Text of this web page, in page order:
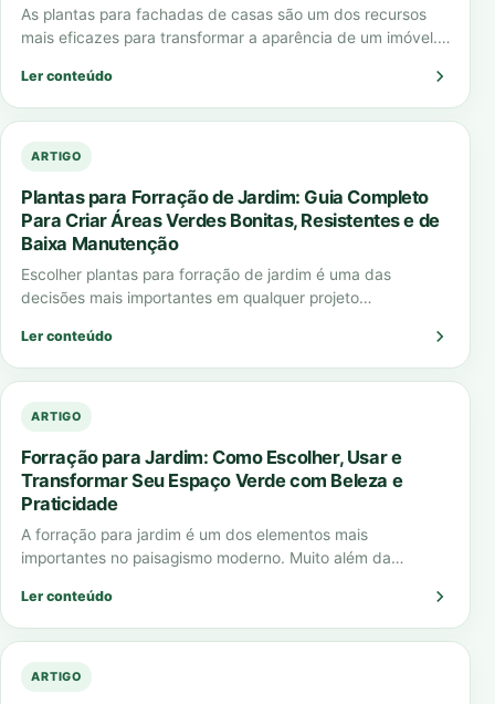
As plantas para fachadas de casas são um dos recursos
mais eficazes para transformar a aparência de um imóvel.
Ler conteúdo
ARTIGO
Plantas para Forração de Jardim: Guia Completo
Para Criar Áreas Verdes Bonitas, Resistentes e de
Baixa Manutenção
Escolher plantas para forração de jardim é uma das
decisões mais importantes em qualquer projeto
Ler conteúdo
ARTIGO
Forração para Jardim: Como Escolher, Usar e
Transformar Seu Espaço Verde com Beleza e
Praticidade
A forração para jardim é um dos elementos mais
importantes no paisagismo moderno. Muito além da
Ler conteúdo
ARTIGO